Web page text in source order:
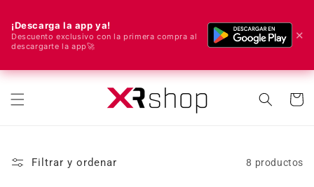
¡Descarga la app ya!
Descuento exclusivo con la primera compra al
descargarte la app🚀
✕
🌍 ¡Enviamos a todo el mundo! 🚀📦
Carrito
Filtrar y ordenar 8 productos